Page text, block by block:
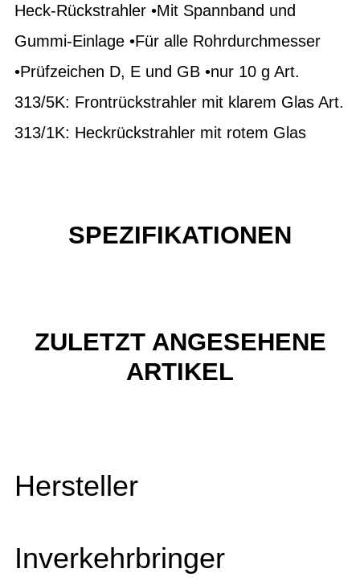
Heck-Rückstrahler •Mit Spannband und
Gummi-Einlage •Für alle Rohrdurchmesser
•Prüfzeichen D, E und GB •nur 10 g Art.
313/5K: Frontrückstrahler mit klarem Glas Art.
313/1K: Heckrückstrahler mit rotem Glas
SPEZIFIKATIONEN
ZULETZT ANGESEHENE
ARTIKEL
Hersteller
Inverkehrbringer